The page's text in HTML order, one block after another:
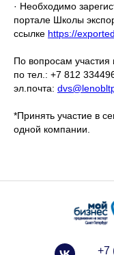
· Необходимо
портале Школы
ссылке https://
По вопросам участия
по тел.: +7 812
эл.почта:
*Принять участие в
одной компании.
+7